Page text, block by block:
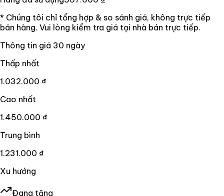
* Chúng tôi chỉ tổng hợp & so sánh giá, không trực tiếp
bán hàng. Vui lòng kiểm tra giá tại nhà bán trực tiếp.
Thông tin giá 30 ngày
Thấp nhất
1.032.000 ₫
Cao nhất
1.450.000 ₫
Trung bình
1.231.000 ₫
Xu hướng
Đang tăng